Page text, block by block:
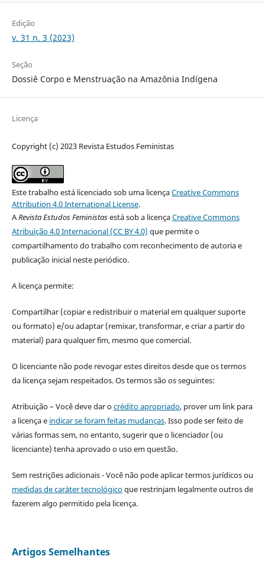
Edição
v. 31 n. 3 (2023)
Seção
Dossiê Corpo e Menstruação na Amazônia Indígena
Licença
Copyright (c) 2023 Revista Estudos Feministas
Este trabalho está licenciado sob uma licençaCreative Commons
Attribution 4.0 International License.
ARevista Estudos Feministasestá sob a licençaCreative Commons
Atribuição 4.0 Internacional (CC BY 4.0) que permite o
compartilhamento do trabalho com reconhecimento de autoria e
publicação inicial neste periódico.
A licença permite:
Compartilhar (copiar e redistribuir o material em qualquer suporte
ou formato) e/ou adaptar (remixar, transformar, e criar a partir do
material) para qualquer fim, mesmo que comercial.
O licenciante não pode revogar estes direitos desde que os termos
da licença sejam respeitados. Os termos são os seguintes:
Atribuição – Você deve dar ocrédito apropriado, prover um link para
a licença e indicar se foram feitas mudanças. Isso pode ser feito de
várias formas sem, no entanto, sugerir que o licenciador (ou
licenciante) tenha aprovado o uso em questão.
Sem restrições adicionais - Você não pode aplicar termos jurídicos ou
medidas de caráter tecnológicoque restrinjam legalmente outros de
fazerem algo permitido pela licença.
Artigos Semelhantes